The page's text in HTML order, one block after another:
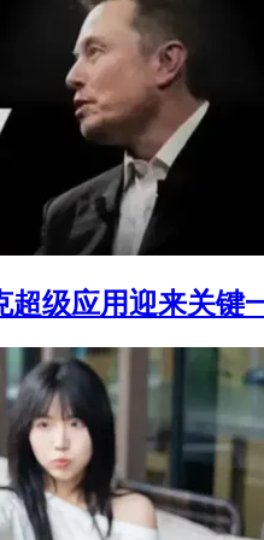
超级应用迎来关键